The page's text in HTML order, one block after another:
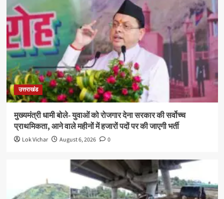
उत्तराखंड
मुख्यमंत्री धामी बोले- युवाओं को रोजगार देना सरकार की सर्वोच्च
प्राथमिकता, आने वाले महीनों में हजारों पदों पर की जाएगी भर्ती
Lok Vichar August 6, 2026 0